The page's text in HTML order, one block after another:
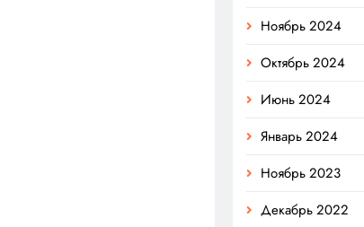
Ноябрь 2024
Октябрь 2024
Июнь 2024
Январь 2024
Ноябрь 2023
Декабрь 2022